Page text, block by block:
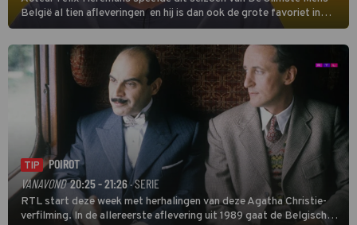
België al tien afleveringen en hij is dan ook de grote favoriet in
deze seizoensfinale. En er is Nederlandse inbreng, want komiek
Soundos El Ahmadi neemt plaats aan de jurytafel.
TIP
POIROT
VANAVOND 20:25 - 21:26 · SERIE
RTL start deze week met herhalingen van deze Agatha Christie-
verfilming. In de allereerste aflevering uit 1989 gaat de Belgische